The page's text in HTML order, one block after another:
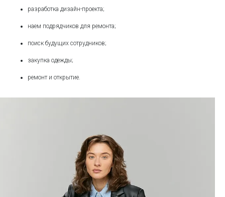
разработка дизайн-проекта;
наем подрядчиков для ремонта;
поиск будущих сотрудников;
закупка одежды;
ремонт и открытие.